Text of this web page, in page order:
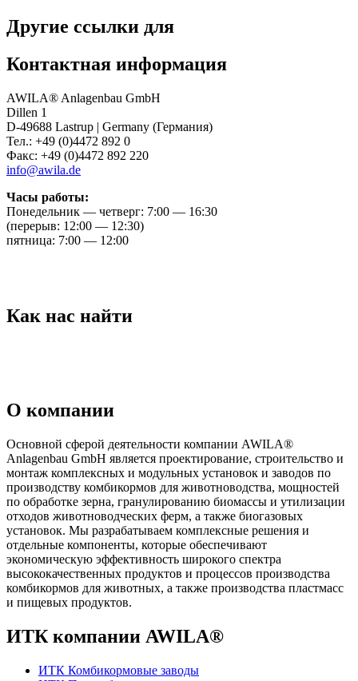
Другие ссылки для
Контактная информация
AWILA® Anlagenbau GmbH
Dillen 1
D-49688 Lastrup | Germany (Германия)
Тел.: +49 (0)4472 892 0
Факс: +49 (0)4472 892 220
info@awila.de
Часы работы:
Понедельник — четверг: 7:00 — 16:30
(перерыв: 12:00 — 12:30)
пятница: 7:00 — 12:00
Как нас найти
О компании
Основной сферой деятельности компании AWILA®
Anlagenbau GmbH является проектирование, строительство и
монтаж комплексных и модульных установок и заводов по
производству комбикормов для животноводства, мощностей
по обработке зерна, гранулированию биомассы и утилизации
отходов животноводческих ферм, а также биогазовых
установок. Мы разрабатываем комплексные решения и
отдельные компоненты, которые обеспечивают
экономическую эффективность широкого спектра
высококачественных продуктов и процессов производства
комбикормов для животных, а также производства пластмасс
и пищевых продуктов.
ИТК компании AWILA®
ИТК Комбикормовые заводы